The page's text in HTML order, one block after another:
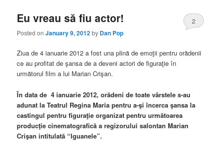
Eu vreau să fiu actor!
Posted onJanuary 9, 2012by Dan Pop
2
Ziua de 4 ianuarie 2012 a fost una plină de emoţii pentru orădenii
ce au profitat de şansa de a deveni actori de figuraţie în
următorul film a lui Marian Crişan.
În data de 4 ianuarie 2012, orădeni de toate vârstele s-au
adunat la Teatrul Regina Maria pentru a-şi încerca şansa la
castingul pentru figuraţie organizat pentru următoarea
producţie cinematografică a regizorului salontan Marian
Crişan intitulată “Iguanele”.